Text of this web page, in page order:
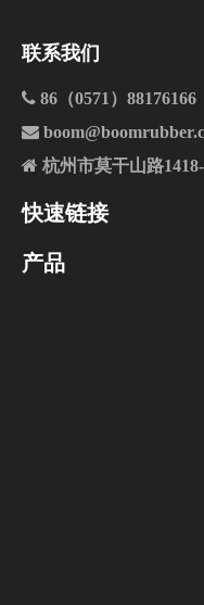
联系我们
 86（0571）88176166

 杭州市莫干山路
快速链接
产品